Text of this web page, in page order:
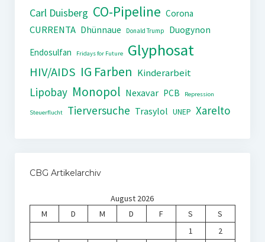
Carl Duisberg CO-Pipeline Corona
CURRENTA Dhünnaue Donald Trump
Duogynon
Endosulfan
Fridays for Future Glyphosat
HIV/AIDS IG Farben Kinderarbeit
Lipobay Monopol Nexavar PCB Repression
Steuerflucht Tierversuche Trasylol UNEP Xarelto
CBG Artikelarchiv
August 2026
M
D M D F S
S
1
2